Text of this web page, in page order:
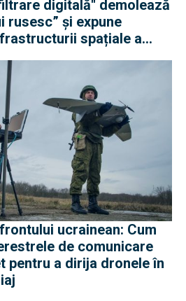
digitală'' demolează
rusesc” și expune
spațiale a
ucrainean: Cum
de comunicare
pentru a dirija dronele în